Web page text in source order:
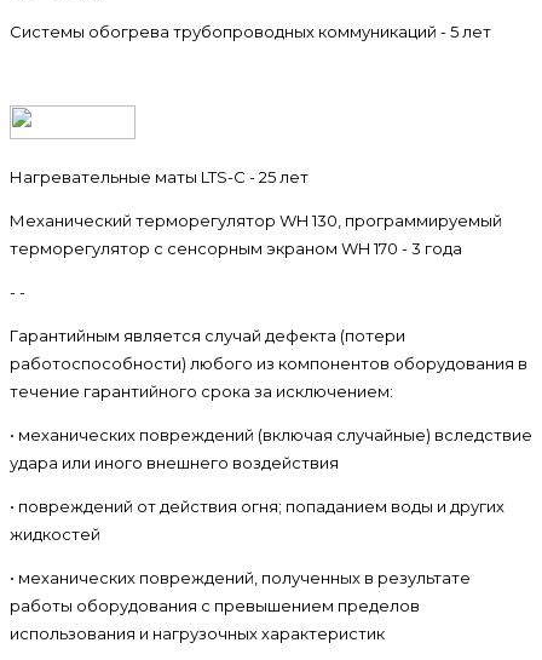
Системы обогрева трубопроводных коммуникаций - 5 лет
Нагревательные маты LTS-C - 25 лет
Механический терморегулятор WH 130, программируемый
терморегулятор с сенсорным экраном WH 170 - 3 года
- -
Гарантийным является случай дефекта (потери
работоспособности) любого из компонентов оборудования в
течение гарантийного срока за исключением:
• механических повреждений (включая случайные) вследствие
удара или иного внешнего воздействия
• повреждений от действия огня; попаданием воды и других
жидкостей
• механических повреждений, полученных в результате
работы оборудования с превышением пределов
использования и нагрузочных характеристик